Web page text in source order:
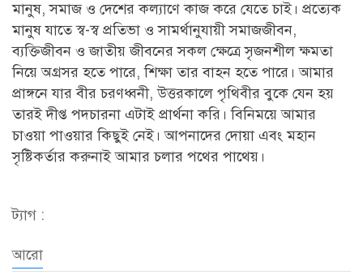
মানুষ, সমাজ ও দেশের কল্যাণে কাজ করে যেতে চাই। প্রত্যেক
মানুষ যাতে স্ব-স্ব প্রতিভা ও সামর্থানুযায়ী সমাজজীবন,
ব্যক্তিজীবন ও জাতীয় জীবনের সকল ক্ষেত্রে সৃজনশীল ক্ষমতা
নিয়ে অগ্রসর হতে পারে, শিক্ষা তার বাহন হতে পারে। আমার
প্রাঙ্গনে যার বীর চরণধ্বনী, উত্তরকালে পৃথিবীর বুকে যেন হয়
তারই দীপ্ত পদচারনা এটাই প্রার্থনা করি। বিনিময়ে আমার
চাওয়া পাওয়ার কিছুই নেই। আপনাদের দোয়া এবং মহান
সৃষ্টিকর্তার করুনাই আমার চলার পথের পাথেয়।
ট্যাগ :
আরো